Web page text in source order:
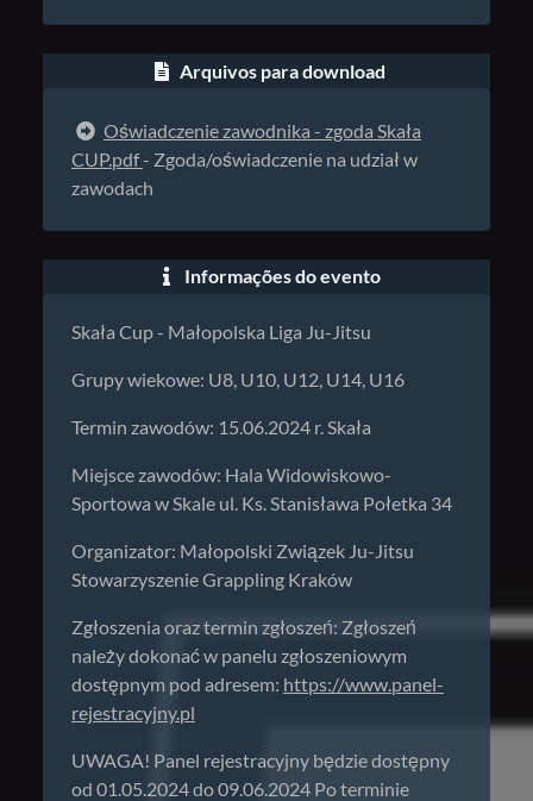
Arquivos para download
Oświadczenie zawodnika - zgoda Skała
CUP.pdf- Zgoda/oświadczenie na udział w
zawodach
Informações do evento
Skała Cup - Małopolska Liga Ju-Jitsu
Grupy wiekowe: U8, U10, U12, U14, U16
Termin zawodów: 15.06.2024 r. Skała
Miejsce zawodów: Hala Widowiskowo-
Sportowa w Skale ul. Ks. Stanisława Połetka 34
Organizator: Małopolski Związek Ju-Jitsu
Stowarzyszenie Grappling Kraków
Zgłoszenia oraz termin zgłoszeń: Zgłoszeń
należy dokonać w panelu zgłoszeniowym
dostępnym pod adresem: https://www.panel-
rejestracyjny.pl
UWAGA! Panel rejestracyjny będzie dostępny
od 01.05.2024 do 09.06.2024 Po terminie